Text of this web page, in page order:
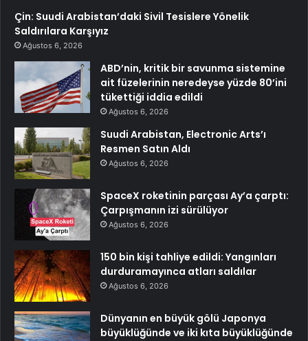
Çin: Suudi Arabistan’daki Sivil Tesislere Yönelik
Saldırılara Karşıyız
Ağustos 6, 2026
ABD’nin, kritik bir savunma sistemine
ait füzelerinin neredeyse yüzde 80’ini
tükettiği iddia edildi
Ağustos 6, 2026
Suudi Arabistan, Electronic Arts’ı
Resmen Satın Aldı
Ağustos 6, 2026
SpaceX roketinin parçası Ay’a çarptı:
Çarpışmanın izi sürülüyor
Ağustos 6, 2026
150 bin kişi tahliye edildi: Yangınları
durduramayınca atları saldılar
Ağustos 6, 2026
Dünyanın en büyük gölü Japonya
büyüklüğünde ve iki kıta büyüklüğünde